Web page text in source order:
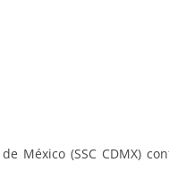
México (SSC CDMX)